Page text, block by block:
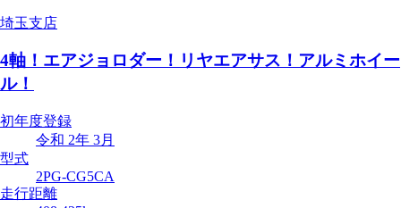
埼玉支店
4軸！エアジョロダー！リヤエアサス！アルミホイー
ル！
初年度登録
令和 2年 3月
型式
2PG-CG5CA
走行距離